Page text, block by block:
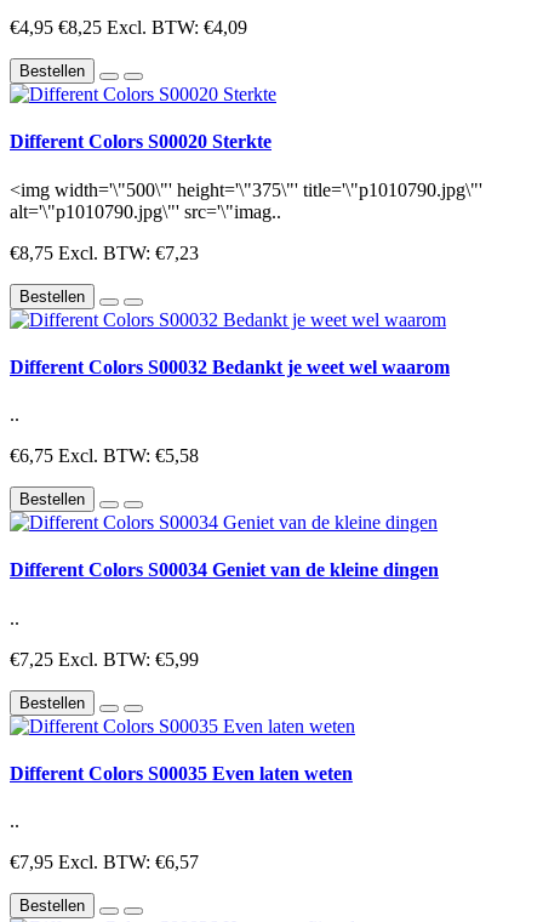
€4,95 €8,25 Excl. BTW: €4,09
Bestellen
Different Colors S00020 Sterkte
<img width='\"500\"' height='\"375\"' title='\"p1010790.jpg\"'
alt='\"p1010790.jpg\"' src='\"imag..
€8,75 Excl. BTW: €7,23
Bestellen
Different Colors S00032 Bedankt je weet wel waarom
..
€6,75 Excl. BTW: €5,58
Bestellen
Different Colors S00034 Geniet van de kleine dingen
..
€7,25 Excl. BTW: €5,99
Bestellen
Different Colors S00035 Even laten weten
..
€7,95 Excl. BTW: €6,57
Bestellen